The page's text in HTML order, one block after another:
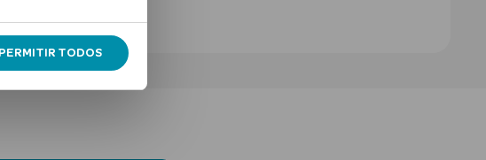
PERMITIR TODOS